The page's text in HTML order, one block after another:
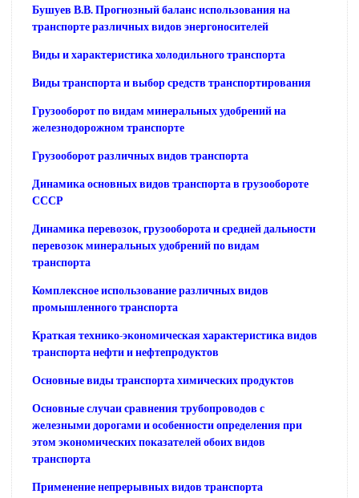
Бушуев В.В. Прогнозный баланс использования на
транспорте различных видов энергоносителей
Виды и характеристика холодильного транспорта
Виды транспорта и выбор средств транспортирования
Грузооборот по видам минеральных удобрений на
железнодорожном транспорте
Грузооборот различных видов транспорта
Динамика основных видов транспорта в грузообороте
СССР
Динамика перевозок, грузооборота и средней дальности
перевозок минеральных удобрений по видам
транспорта
Комплексное использование различных видов
промышленного транспорта
Краткая технико-экономическая характеристика видов
транспорта нефти и нефтепродуктов
Основные виды транспорта химических продуктов
Основные случаи сравнения трубопроводов с
железными дорогами и особенности определения при
этом экономических показателей обоих видов
транспорта
Применение непрерывных видов транспорта